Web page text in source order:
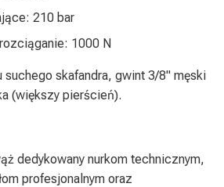
210 bar
1000 N
suchego skafandra, gwint 3/8" męski
(większy pierścień).
dedykowany nurkom technicznym,
profesjonalnym oraz